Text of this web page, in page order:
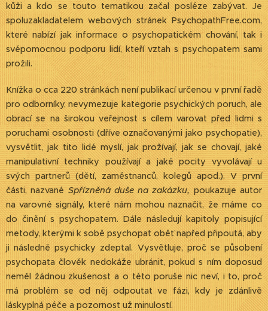
kůži a kdo se touto tematikou začal posléze zabývat. Je
spoluzakladatelem webových stránek PsychopathFree.com,
které nabízí jak informace o psychopatickém chování, tak i
svépomocnou podporu lidí, kteří vztah s psychopatem sami
prožili.
Knížka o cca 220 stránkách není publikací určenou v první řadě
pro odborníky, nevymezuje kategorie psychických poruch, ale
obrací se na širokou veřejnost s cílem varovat před lidmi s
poruchami osobnosti (dříve označovanými jako psychopatie),
vysvětlit, jak tito lidé myslí, jak prožívají, jak se chovají, jaké
manipulativní techniky používají a jaké pocity vyvolávají u
svých partnerů (dětí, zaměstnanců, kolegů apod.). V první
části, nazvané Spřízněná duše na zakázku,poukazuje autor
na varovné signály, které nám mohou naznačit, že máme co
do činění s psychopatem. Dále následují kapitoly popisující
metody, kterými k sobě psychopat oběť napřed připoutá, aby
ji následně psychicky zdeptal. Vysvětluje, proč se působení
psychopata člověk nedokáže ubránit, pokud s ním doposud
neměl žádnou zkušenost a o této poruše nic neví, i to, proč
má problém se od něj odpoutat ve fázi, kdy je zdánlivě
láskyplná péče a pozornost už minulostí.